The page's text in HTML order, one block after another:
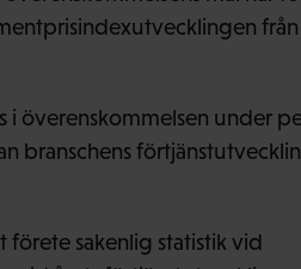
från
i överenskommelsen under
branschens
förete sakenlig statistik vid